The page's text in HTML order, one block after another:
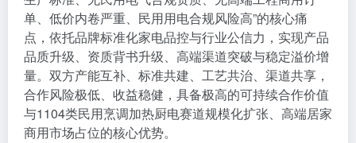
单、低价内卷严重、民用用电合规风险高”的核心痛
点，依托品牌标准化家电品控与行业公信力，实现产品
品质升级、资质背书升级、高端渠道突破与稳定溢价增
量。双方产能互补、标准共建、工艺共治、渠道共享，
合作风险极低、收益稳健，具备极高的可持续合作价值
与1104类民用烹调加热厨电赛道规模化扩张、高端居家
商用市场占位的核心优势。